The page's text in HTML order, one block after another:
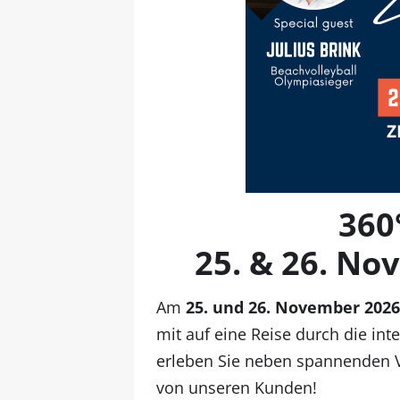
25. & 26.
Am25. und 26. November 2026
mit auf eine Reise durch die
erleben Sie neben
von unseren Kunden!